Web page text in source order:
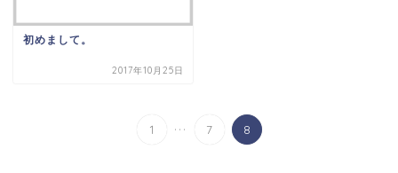
初めまして。
2017年10月25日
1 ... 7 8